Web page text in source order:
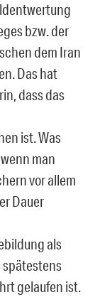
bzw. der
dem Iran
Das hat
dass das
ist. Was
man
vor allem
Dauer
als
gelaufen ist.